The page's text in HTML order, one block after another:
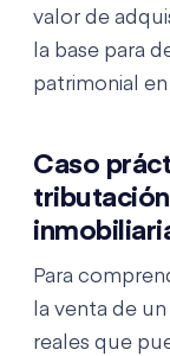
valor de
la base para
patrimonial
Caso
Para
la venta de
reales que